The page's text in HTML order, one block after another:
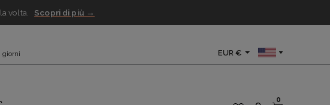
volta. Scopri di più →
giorni EUR €
0